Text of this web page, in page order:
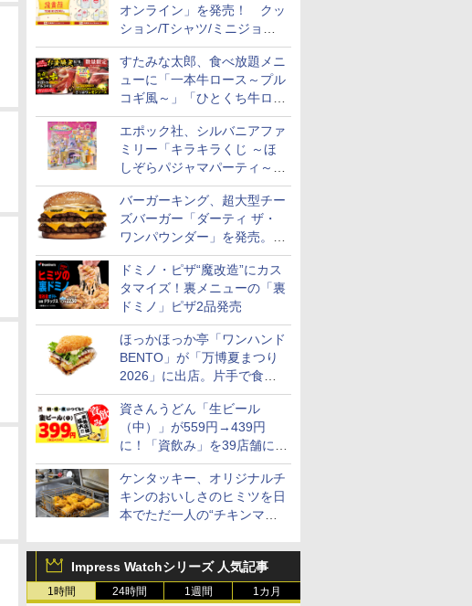
オンライン」を発売！ クッ
ション/Tシャツ/ミニジョッ
キ/ステッカーなど全7賞
すたみな太郎、食べ放題メニ
ューに「一本牛ロース～プル
コギ風～」「ひとくち牛ロー
スステーキ」をお盆限定で追
加
エポック社、シルバニアファ
ミリー「キラキラくじ ～ほ
しぞらパジャマパーティ～」
を発売。人形/家具/建物など
バーガーキング、超大型チー
ズバーガー「ダーティ ザ・
ワンパウンダー」を発売。総
カロリー約1656kcal、総重量
約527g！
ドミノ・ピザ“魔改造”にカス
タマイズ！裏メニューの「裏
ドミノ」ピザ2品発売
ほっかほっか亭「ワンハンド
BENTO」が「万博夏まつり
2026」に出店。片手で食べ
られる海苔弁や和牛きんぴら
を販売
資さんうどん「生ビール
（中）」が559円→439円
に！「資飲み」を39店舗に拡
大
ケンタッキー、オリジナルチ
キンのおいしさのヒミツを日
本でただ一人の“チキンマイ
た
Impress Watchシリーズ 人気記事
1時間 24時間 1週間 1カ月